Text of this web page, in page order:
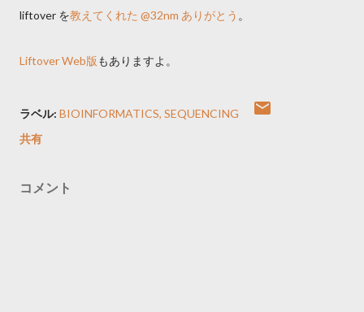
liftover を教えてくれた @32nm ありがとう 。
Liftover Web版もありますよ。
ラベル: BIOINFORMATICS SEQUENCING
共有
コメント